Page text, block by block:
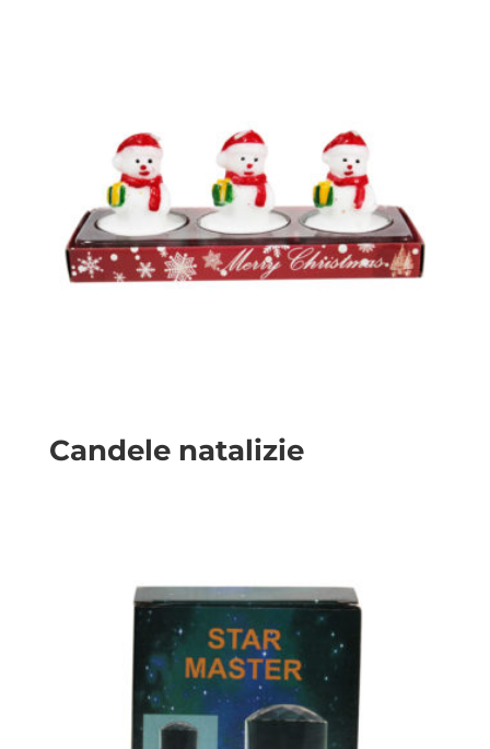
Candele natalizie